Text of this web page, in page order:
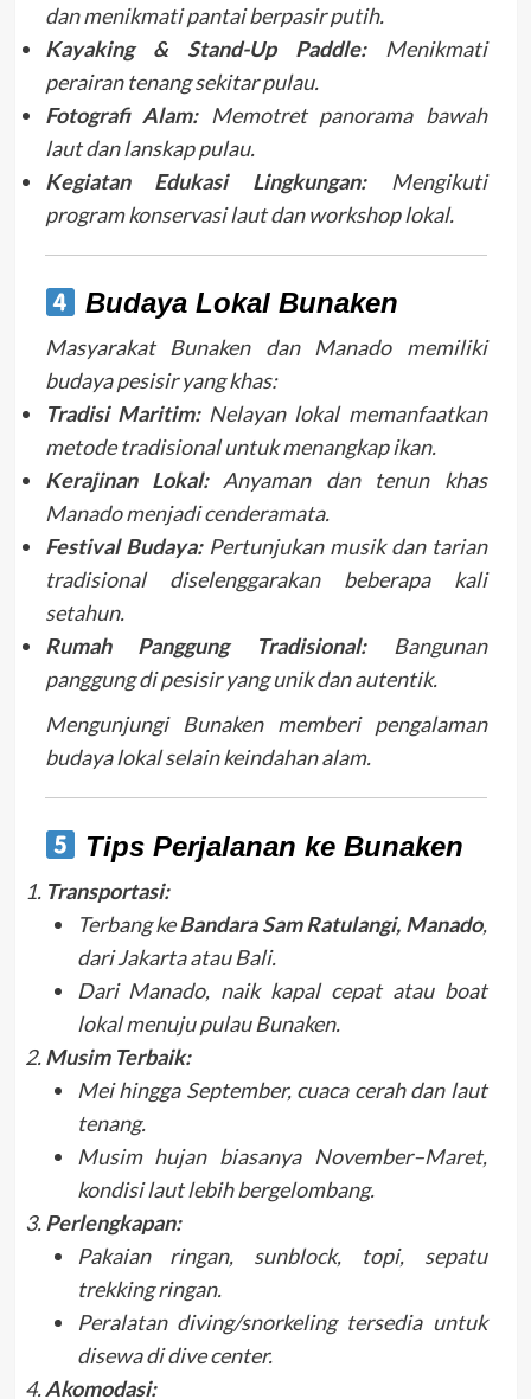
dan menikmati pantai berpasir putih.
Kayaking & Stand-Up Paddle:Menikmati
perairan tenang sekitar pulau.
Fotografi Alam:Memotret panorama bawah
laut dan lanskap pulau.
Kegiatan Edukasi Lingkungan:Mengikuti
program konservasi laut dan workshop lokal.
Budaya Lokal Bunaken
Masyarakat Bunaken dan Manado memiliki
budaya pesisir yang khas:
Tradisi Maritim:Nelayan lokal memanfaatkan
metode tradisional untuk menangkap ikan.
Kerajinan Lokal:Anyaman dan tenun khas
Manado menjadi cenderamata.
Festival Budaya:Pertunjukan musik dan tarian
tradisional diselenggarakan beberapa kali
setahun.
Rumah Panggung Tradisional:Bangunan
panggung di pesisir yang unik dan autentik.
Mengunjungi Bunaken memberi pengalaman
budaya lokal selain keindahan alam.
Tips Perjalanan ke Bunaken
Transportasi:
Terbang keBandara Sam Ratulangi, Manado,
dari Jakarta atau Bali.
Dari Manado, naik kapal cepat atau boat
lokal menuju pulau Bunaken.
Musim Terbaik:
Mei hingga September, cuaca cerah dan laut
tenang.
Musim hujan biasanya November–Maret,
kondisi laut lebih bergelombang.
Perlengkapan:
Pakaian ringan, sunblock, topi, sepatu
trekking ringan.
Peralatan diving/snorkeling tersedia untuk
disewa di dive center.
Akomodasi: